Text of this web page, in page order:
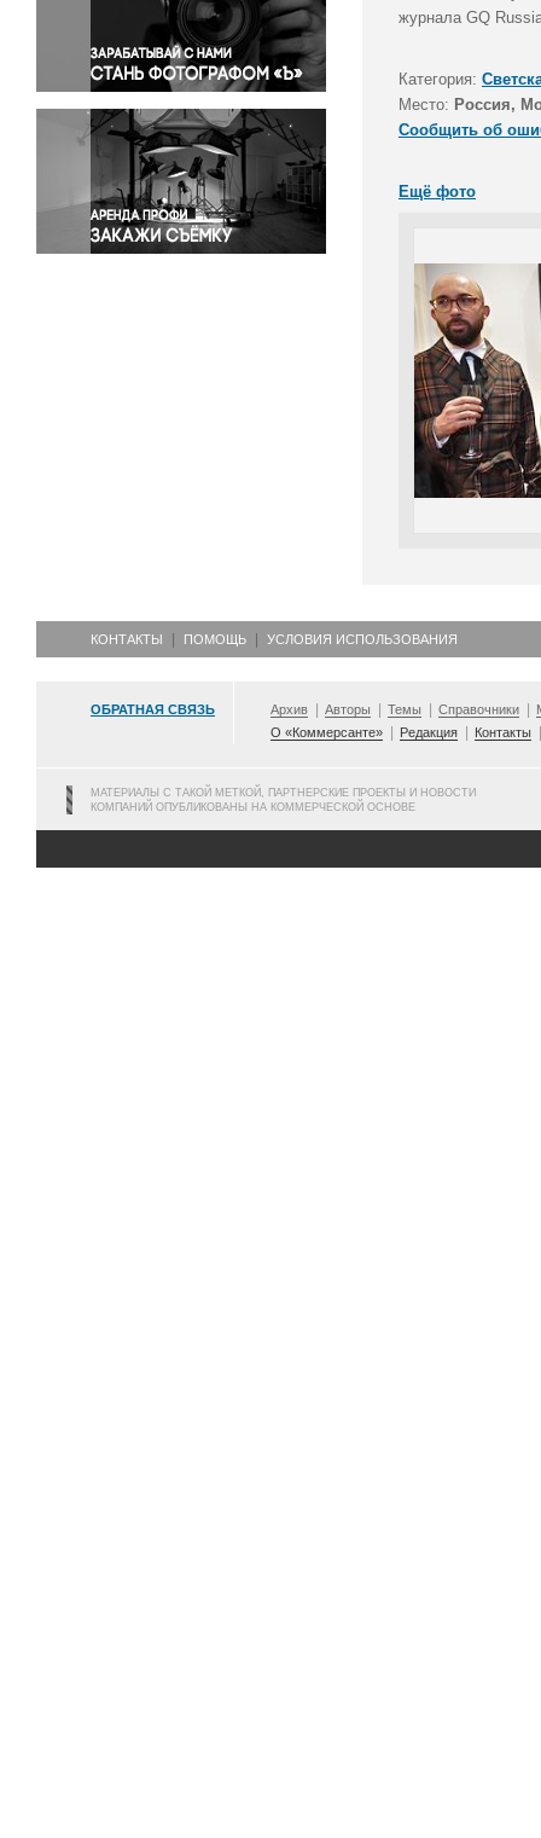
Правосудие
Происшествия и конфликты
Религия
Светская жизнь
Спорт
Экология
Экономика и бизнес
журнала GQ
Категория:
Место: Россия,
Сообщить об
Ещё фото
КОНТАКТЫ ПОМОЩЬ УСЛОВИЯ ИСПОЛЬЗОВАНИЯ
ОБРАТНАЯ СВЯЗЬ Архив Авторы Темы Справочники
О «Коммерсанте»
Редакция Контакты
МАТЕРИАЛЫ С ТАКОЙ МЕТКОЙ, ПАРТНЕРСКИЕ ПРОЕКТЫ И НОВОСТИ
КОМПАНИЙ ОПУБЛИКОВАНЫ НА КОММЕРЧЕСКОЙ ОСНОВЕ